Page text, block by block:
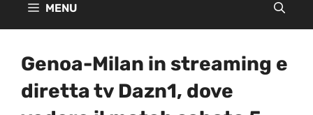
MENU
Genoa-Milan in streaming e
diretta tv Dazn1, dove